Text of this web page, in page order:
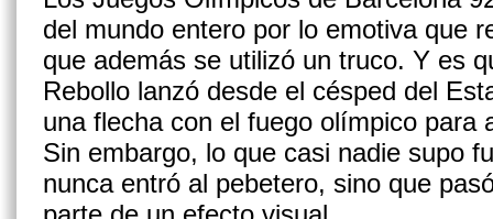
del mundo entero por lo emotiva que
que además se utilizó un truco. Y es
Rebollo lanzó desde el césped del
una flecha con el fuego olímpico para
Sin embargo, lo que casi nadie supo
nunca entró al pebetero, sino que